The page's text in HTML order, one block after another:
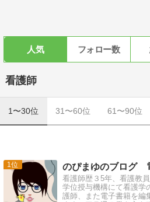
人気 フォロー数
看護師
1〜30位 31〜60位 61〜90位
1
看護師歴３5年、看護教
学位授与機構にて看護学
護師、また電子書籍を編